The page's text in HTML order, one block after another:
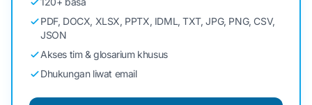
PDF, DOCX, XLSX, PPTX, IDML, TXT, JPG, PNG, CSV,
JSON
Akses tim & glosarium khusus
Dhukungan liwat email